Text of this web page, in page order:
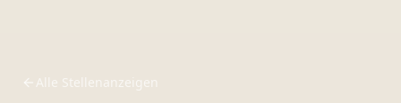
Alle Stellenanzeigen